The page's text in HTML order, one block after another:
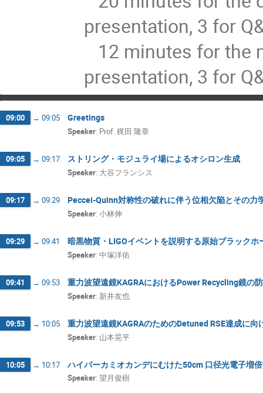
presentation, 3 for
presentation, 3 for
09:00 → 09:05 Greetings
Speaker: Prof. 梶田 隆章
09:05 → 09:17 ストリング・モジュライ場によるオシロン生成
Speaker: 大谷フランシス
09:17 → 09:29 Peccei-Quinn対称性の破れに伴う位相欠陥とその力
Speaker: 小林伸
09:29 → 09:41 暗黒物質・LIGOイベントを説明する原始ブラックホ
Speaker: 中塚洋佑
09:41 → 09:53 重力波望遠鏡KAGRAにおけるPower Recycling鏡の
Speaker: 新井友也
09:53 → 10:05 重力波望遠鏡KAGRAのためのDetuned RSE達成に
Speaker: 山本晃平
10:05 → 10:17 ハイパーカミオカンデにむけた50cm 口径光電子増
Speaker: 望月俊樹